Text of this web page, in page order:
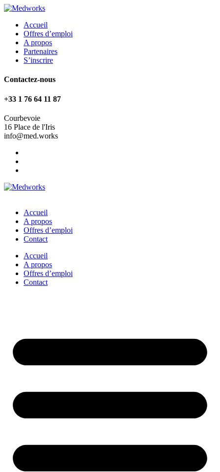
Accueil
Offres d’emploi
A propos
Partenaires
S’inscrire
Contactez-nous
+33 1 76 64 11 87
Courbevoie
16 Place de l'Iris
info@med.works
Accueil
A propos
Offres d’emploi
Contact
Accueil
A propos
Offres d’emploi
Contact